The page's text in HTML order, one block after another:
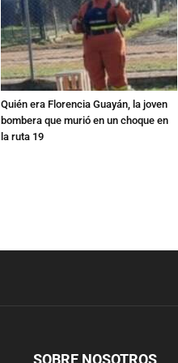
Quién era Florencia Guayán, la joven
bombera que murió en un choque en
la ruta 19
SOBRE NOSOTROS